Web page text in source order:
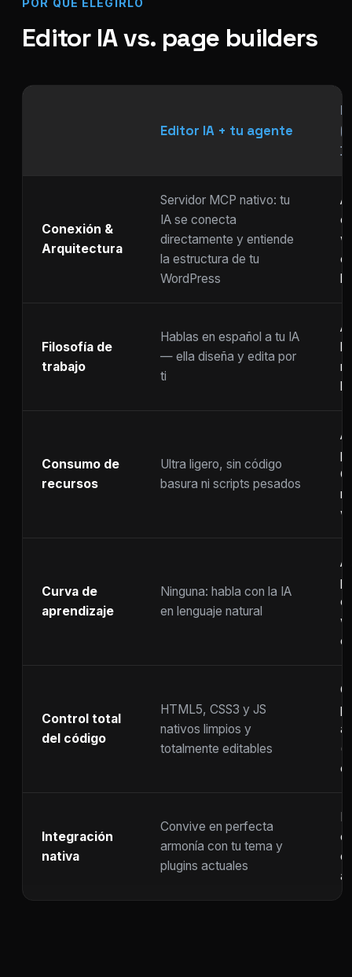
Editor IA vs. page builders
Editor IA + tu agente
Conexión &
Arquitectura
Servidor MCP nativo: tu
IA se conecta
directamente y entiende
la estructura de tu
WordPress
Filosofía de
trabajo
Hablas en español a tu IA
— ella diseña y edita por
ti
Consumo de
recursos
Ultra ligero, sin código
basura ni scripts pesados
Curva de
aprendizaje
Ninguna: habla con la IA
en lenguaje natural
Control total
del código
HTML5, CSS3 y JS
nativos limpios y
totalmente editables
Integración
nativa
Convive en perfecta
armonía con tu tema y
plugins actuales